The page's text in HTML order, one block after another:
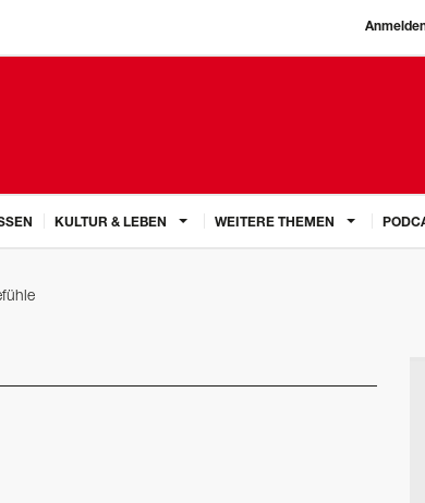
KULTUR & LEBEN WEITERE THEMEN